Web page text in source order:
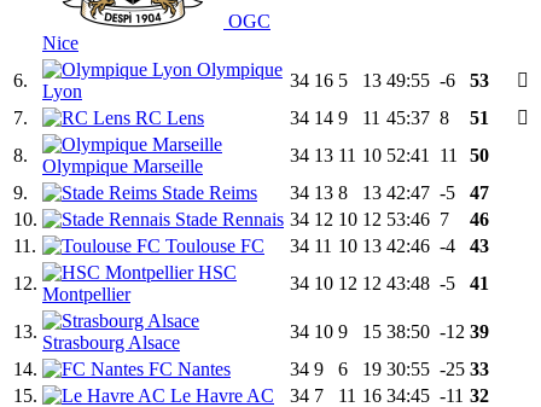
OGC
Nice
6.
Olympique
Lyon
34 16 5 13 49:55 -6
53
7.
RC Lens 34 14 9 11 45:37 8
51
8.
Olympique Marseille
34 13 11 10 52:41 11
50
9.
Stade Reims 34 13 8 13 42:47 -5
47
10.
Stade Rennais 34 12 10 12 53:46 7
46
11.
Toulouse FC 34 11 10 13 42:46 -4
43
12.
HSC
Montpellier
34 10 12 12 43:48 -5 41
13.
Strasbourg Alsace
34 10 9 15 38:50 -12 39
14.
FC Nantes 34 9 6 19 30:55 -25 33
15.
Le Havre AC 34 7 11 16 34:45 -11 32